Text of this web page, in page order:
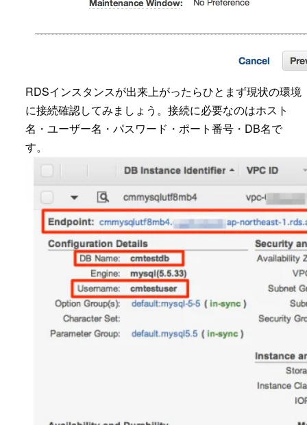
RDSインスタンスが出来上がったらひとまず現状の環境
に接続確認してみましょう。接続に必要なのはホスト
名・ユーザー名・パスワード・ポート番号・DB名で
す。